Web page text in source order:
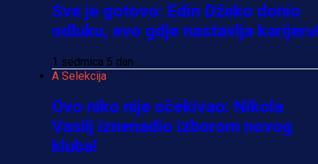
Sve je gotovo: Edin Džeko donio
odluku, evo gdje nastavlja
1 sedmica 5 dan
A Selekcija
Ovo niko nije očekivao: Nikola
Vasilj iznenadio izborom novog
kluba!